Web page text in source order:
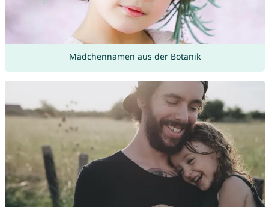
Mädchennamen aus der Botanik